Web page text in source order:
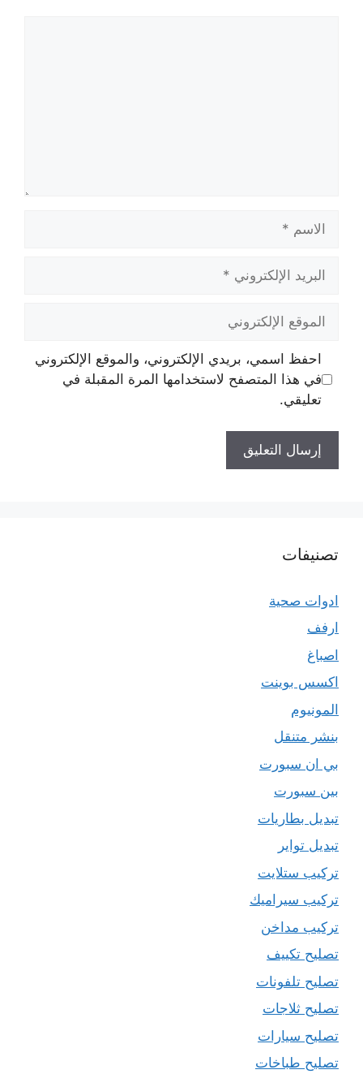
الاسم
البريد
الإلكتروني
الموقع
الإلكتروني
احفظ اسمي، بريدي الإلكتروني، والموقع الإلكتروني
في هذا المتصفح لاستخدامها المرة المقبلة في
تعليقي.
تصنيفات
ادوات صحية
ارفف
اصباغ
اكسس بوينت
المونيوم
بنشر متنقل
بي ان سبورت
بين سبورت
تبديل بطاريات
تبديل تواير
تركيب ستلايت
تركيب سيراميك
تركيب مداخن
تصليح تكييف
تصليح تلفونات
تصليح ثلاجات
تصليح سيارات
تصليح طباخات